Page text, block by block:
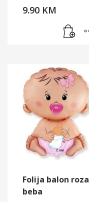
9.90 KM
Folija balon roza
beba